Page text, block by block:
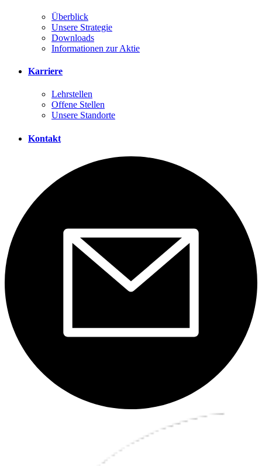
Überblick
Unsere Strategie
Downloads
Informationen zur Aktie
Karriere
Lehrstellen
Offene Stellen
Unsere Standorte
Kontakt